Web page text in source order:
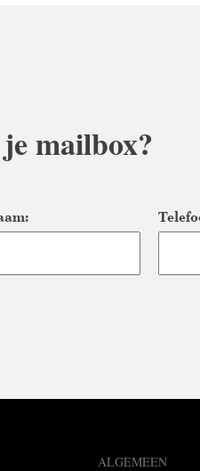
mailbox?
ALGEMEEN